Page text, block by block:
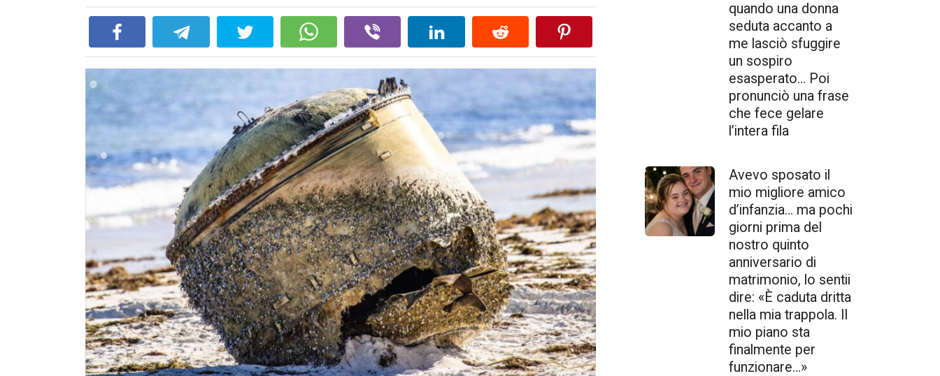
quando una donna
seduta accanto a
me lasciò sfuggire
un sospiro
esasperato… Poi
pronunciò una frase
che fece gelare
l’intera fila
Avevo sposato il
mio migliore amico
d’infanzia… ma pochi
giorni prima del
nostro quinto
anniversario di
matrimonio, lo sentii
dire: «È caduta dritta
nella mia trappola. Il
mio piano sta
finalmente per
funzionare…»